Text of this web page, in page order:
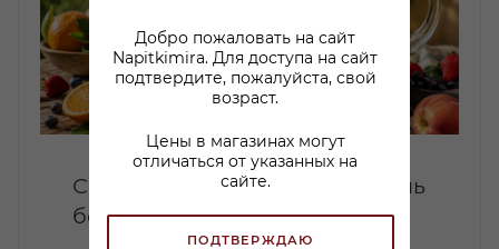
Добро пожаловать на сайт
Napitkimira. Для доступа на сайт
подтвердите, пожалуйста, свой
возраст.
Цены в магазинах могут
отличаться от указанных на
сайте.
ПОДТВЕРЖДАЮ
Сангрия дома: летний коктейль
без лишней сложности